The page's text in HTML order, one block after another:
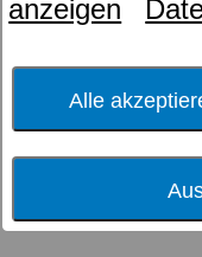
anzeigen
Alle